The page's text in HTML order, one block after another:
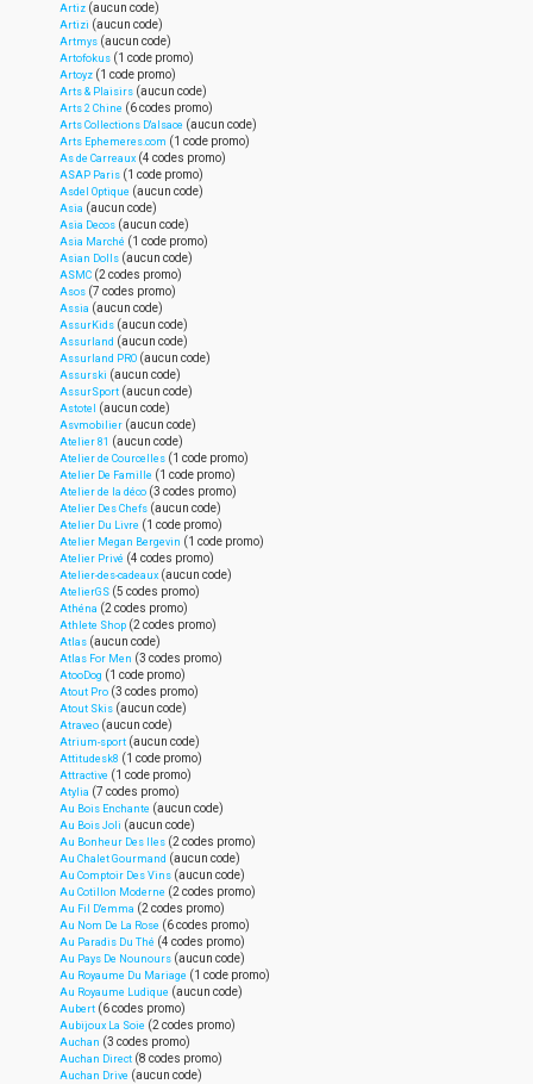
Artiz (aucun code)
Artizi (aucun code)
Artmys (aucun code)
Artofokus (1 code promo)
Artoyz (1 code promo)
Arts & Plaisirs (aucun code)
Arts 2 Chine (6 codes promo)
Arts Collections D'alsace (aucun code)
Arts Ephemeres.com (1 code promo)
As de Carreaux (4 codes promo)
ASAP Paris (1 code promo)
Asdel Optique (aucun code)
Asia (aucun code)
Asia Decos (aucun code)
Asia Marché (1 code promo)
Asian Dolls (aucun code)
ASMC (2 codes promo)
Asos (7 codes promo)
Assia (aucun code)
AssurKids (aucun code)
Assurland (aucun code)
Assurland PRO (aucun code)
Assurski (aucun code)
AssurSport (aucun code)
Astotel (aucun code)
Asvmobilier (aucun code)
Atelier 81 (aucun code)
Atelier de Courcelles (1 code promo)
Atelier De Famille (1 code promo)
Atelier de la déco (3 codes promo)
Atelier Des Chefs (aucun code)
Atelier Du Livre (1 code promo)
Atelier Megan Bergevin (1 code promo)
Atelier Privé (4 codes promo)
Atelier-des-cadeaux (aucun code)
AtelierGS (5 codes promo)
Athéna (2 codes promo)
Athlete Shop (2 codes promo)
Atlas (aucun code)
Atlas For Men (3 codes promo)
AtooDog (1 code promo)
Atout Pro (3 codes promo)
Atout Skis (aucun code)
Atraveo (aucun code)
Atrium-sport (aucun code)
Attitudesk8 (1 code promo)
Attractive (1 code promo)
Atylia (7 codes promo)
Au Bois Enchante (aucun code)
Au Bois Joli (aucun code)
Au Bonheur Des Iles (2 codes promo)
Au Chalet Gourmand (aucun code)
Au Comptoir Des Vins (aucun code)
Au Cotillon Moderne (2 codes promo)
Au Fil D'emma (2 codes promo)
Au Nom De La Rose (6 codes promo)
Au Paradis Du Thé (4 codes promo)
Au Pays De Nounours (aucun code)
Au Royaume Du Mariage (1 code promo)
Au Royaume Ludique (aucun code)
Aubert (6 codes promo)
Aubijoux La Soie (2 codes promo)
Auchan (3 codes promo)
Auchan Direct (8 codes promo)
Auchan Drive (aucun code)